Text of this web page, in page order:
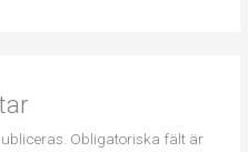
Obligatoriska fält är